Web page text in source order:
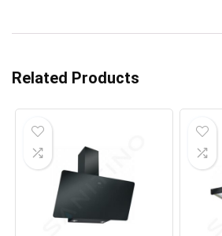
Related Products